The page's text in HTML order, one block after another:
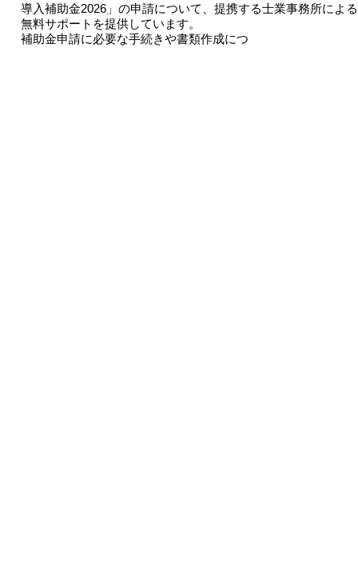
導入補助金2026」の申請について、提携する士業事務所による
無料サポートを提供しています。
補助金申請に必要な手続きや書類作成につ